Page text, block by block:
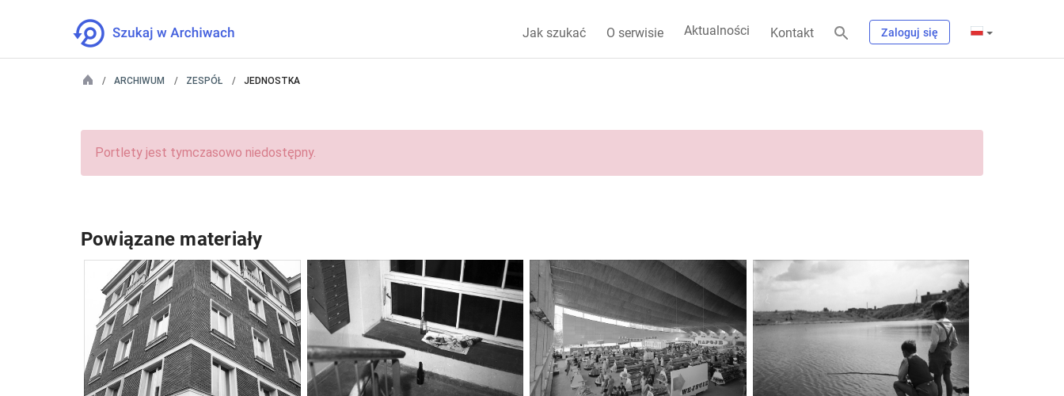
Jak szukać O serwisie Aktualności Kontakt Zaloguj się
ARCHIWUM ZESPÓŁ JEDNOSTKA
Portlety jest tymczasowo niedostępny.
Powiązane materiały